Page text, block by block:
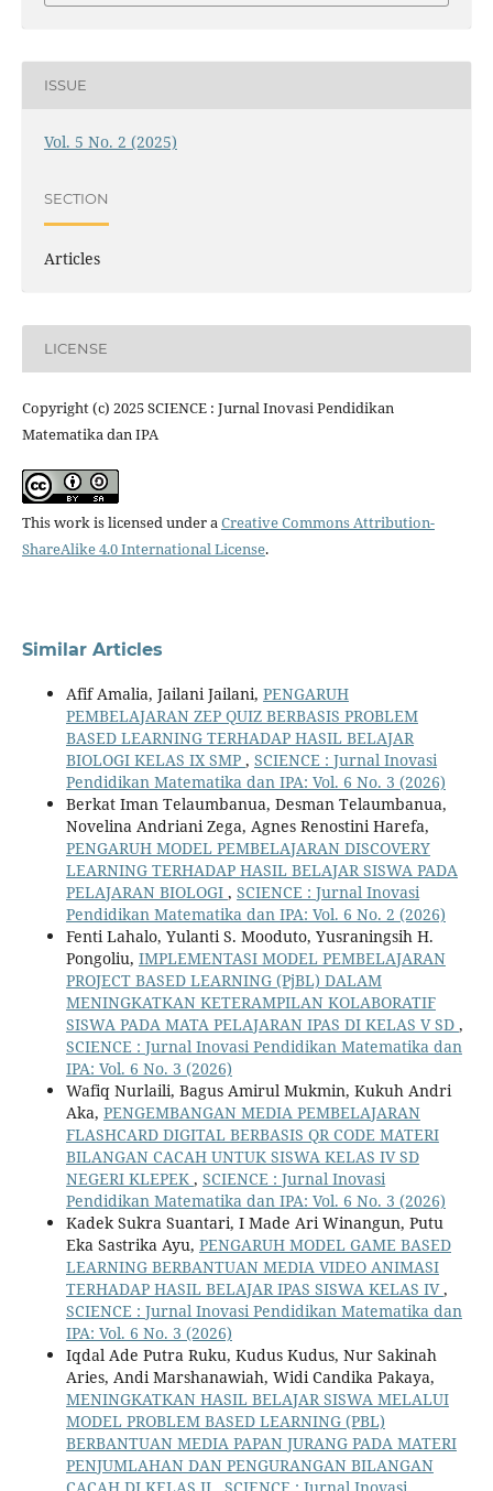
ISSUE
Vol. 5 No. 2 (2025)
SECTION
Articles
LICENSE
Copyright (c) 2025 SCIENCE : Jurnal Inovasi Pendidikan
Matematika dan IPA
This work is licensed under aCreative Commons Attribution-
ShareAlike 4.0 International License.
Similar Articles
Afif Amalia, Jailani Jailani, PENGARUH
PEMBELAJARAN ZEP QUIZ BERBASIS PROBLEM
BASED LEARNING TERHADAP HASIL BELAJAR
BIOLOGI KELAS IX SMP , SCIENCE : Jurnal Inovasi
Pendidikan Matematika dan IPA: Vol. 6 No. 3 (2026)
Berkat Iman Telaumbanua, Desman Telaumbanua,
Novelina Andriani Zega, Agnes Renostini Harefa,
PENGARUH MODEL PEMBELAJARAN DISCOVERY
LEARNING TERHADAP HASIL BELAJAR SISWA PADA
PELAJARAN BIOLOGI , SCIENCE : Jurnal Inovasi
Pendidikan Matematika dan IPA: Vol. 6 No. 2 (2026)
Fenti Lahalo, Yulanti S. Mooduto, Yusraningsih H.
Pongoliu, IMPLEMENTASI MODEL PEMBELAJARAN
PROJECT BASED LEARNING (PjBL) DALAM
MENINGKATKAN KETERAMPILAN KOLABORATIF
SISWA PADA MATA PELAJARAN IPAS DI KELAS V SD ,
SCIENCE : Jurnal Inovasi Pendidikan Matematika dan
IPA: Vol. 6 No. 3 (2026)
Wafiq Nurlaili, Bagus Amirul Mukmin, Kukuh Andri
Aka, PENGEMBANGAN MEDIA PEMBELAJARAN
FLASHCARD DIGITAL BERBASIS QR CODE MATERI
BILANGAN CACAH UNTUK SISWA KELAS IV SD
NEGERI KLEPEK , SCIENCE : Jurnal Inovasi
Pendidikan Matematika dan IPA: Vol. 6 No. 3 (2026)
Kadek Sukra Suantari, I Made Ari Winangun, Putu
Eka Sastrika Ayu, PENGARUH MODEL GAME BASED
LEARNING BERBANTUAN MEDIA VIDEO ANIMASI
TERHADAP HASIL BELAJAR IPAS SISWA KELAS IV,
SCIENCE : Jurnal Inovasi Pendidikan Matematika dan
IPA: Vol. 6 No. 3 (2026)
Iqdal Ade Putra Ruku, Kudus Kudus, Nur Sakinah
Aries, Andi Marshanawiah, Widi Candika Pakaya,
MENINGKATKAN HASIL BELAJAR SISWA MELALUI
MODEL PROBLEM BASED LEARNING (PBL)
BERBANTUAN MEDIA PAPAN JURANG PADA MATERI
PENJUMLAHAN DAN PENGURANGAN BILANGAN